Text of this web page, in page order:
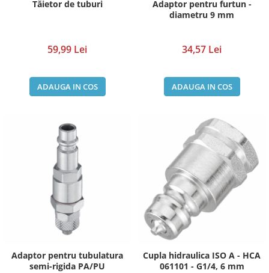
Tăietor de tuburi
59,99 Lei
ADAUGA IN COS
Adaptor pentru furtun -
diametru 9 mm
34,57 Lei
ADAUGA IN COS
Adaptor pentru tubulatura
semi-rigida PA/PU
Cupla hidraulica ISO A - HCA
061101 - G1/4, 6 mm